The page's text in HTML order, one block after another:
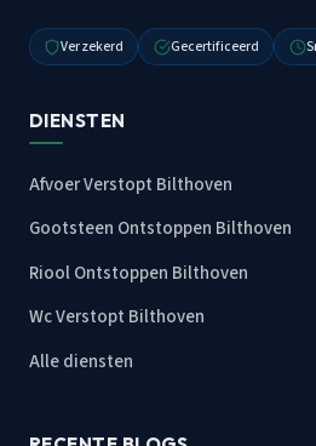
Verzekerd Gecertificeerd
DIENSTEN
Afvoer Verstopt Bilthoven
Gootsteen Ontstoppen Bilthoven
Riool Ontstoppen Bilthoven
Wc Verstopt Bilthoven
Alle diensten